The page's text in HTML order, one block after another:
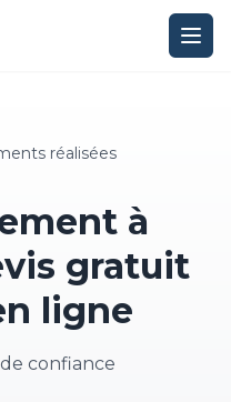
réalisées
à
gratuit
ligne
confiance